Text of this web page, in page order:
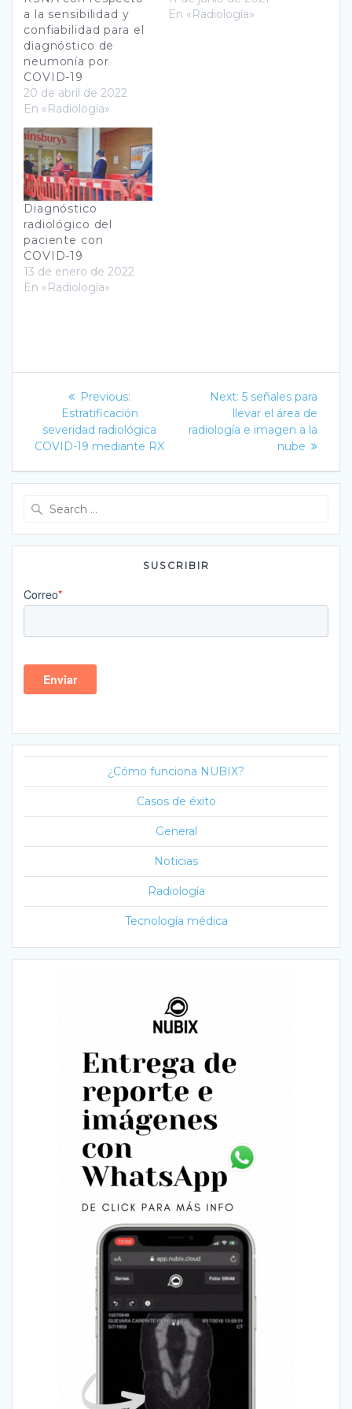
a la sensibilidad y
confiabilidad para el
diagnóstico de
neumonía por
COVID-19
20 de abril de 2022
En «Radiología»
En «Radiología»
Diagnóstico
radiológico del
paciente con
COVID-19
13 de enero de 2022
En «Radiología»
Navegación
entradas
Previous:
post:
Estratificación
severidad radiológica
COVID-19 mediante RX
Next: Next
post:
5 señales para
llevar el área de
radiología e imagen a la
nube
SUSCRIBIR
¿Cómo funciona NUBIX?
Casos de éxito
General
Noticias
Radiología
Tecnología médica